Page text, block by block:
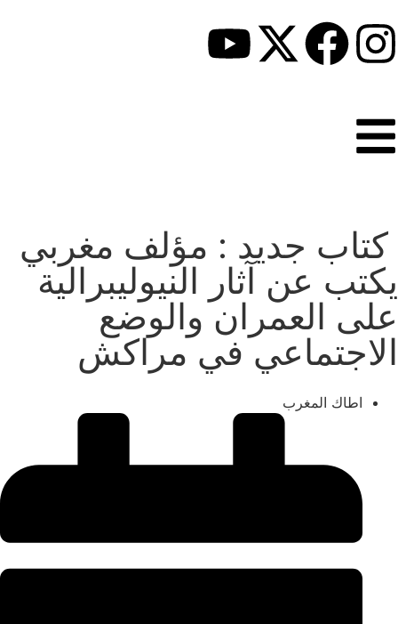
كتاب جديد : مؤلف مغربي
يكتب عن آثار النيوليبرالية
على العمران والوضع
الاجتماعي في مراكش
اطاك المغرب